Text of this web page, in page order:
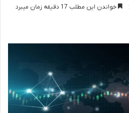
خواندن این مطلب 17 دقیقه زمان میبرد